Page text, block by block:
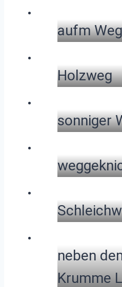
aufm Weg
Holzweg
sonniger
neben
Krumme